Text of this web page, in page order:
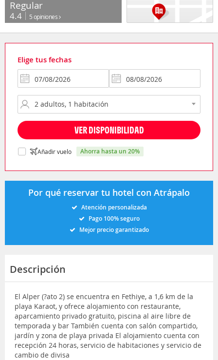
Regular
4.4 5 opiniones
Elige tus fechas
VER DISPONIBILIDAD
Añadir vuelo ahorra hasta un 20%
Por qué reservar tu hotel con Atrápalo
Atención personalizada
Pago 100% seguro
Mejor precio garantizado
Descripción
El Alper (?ato 2) se encuentra en Fethiye, a 1,6 km de la
playa Karaot, y ofrece alojamiento con restaurante,
aparcamiento privado gratuito, piscina al aire libre de
temporada y bar También cuenta con salón compartido,
jardín y zona de playa privada El alojamiento cuenta con
recepción 24 horas, servicio de habitaciones y servicio de
cambio de divisa